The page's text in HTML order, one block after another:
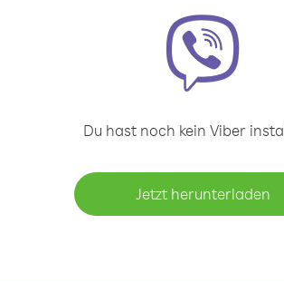
Du hast noch kein Viber
Jetzt herunterladen